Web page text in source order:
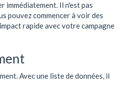
immédiatement. Il n'est pas
pouvez commencer à voir des
rapide avec votre campagne
Avec une liste de données, il